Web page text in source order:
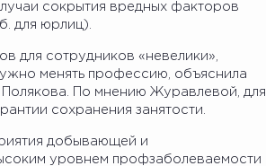
сокрытия вредных факторов
для юрлиц).
для сотрудников «невелики»,
менять профессию, объяснила
По мнению Журавлевой, для
сохранения занятости.
добывающей и
уровнем профзаболеваемости